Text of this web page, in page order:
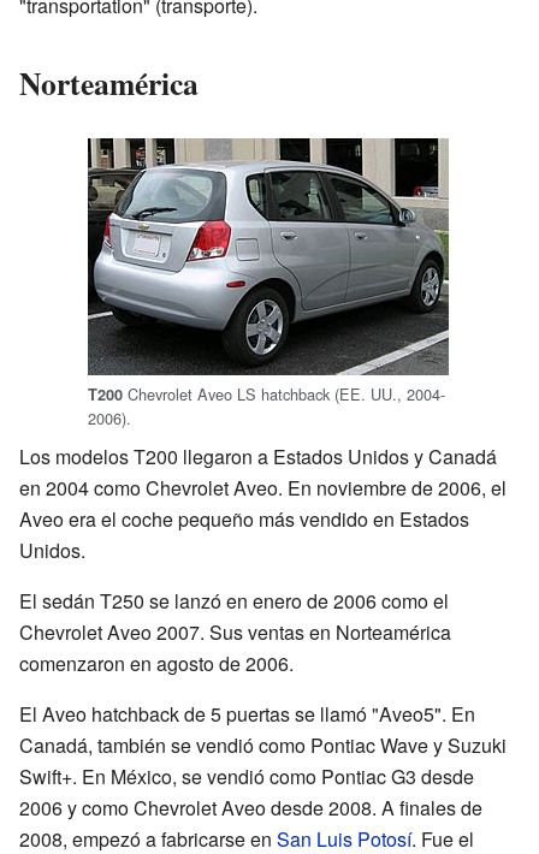
Norteamérica
T200 Chevrolet Aveo LS hatchback (EE. UU., 2004-
2006).
Los modelos T200 llegaron a Estados Unidos y Canadá
en 2004 como Chevrolet Aveo. En noviembre de 2006, el
Aveo era el coche pequeño más vendido en Estados
Unidos.
El sedán T250 se lanzó en enero de 2006 como el
Chevrolet Aveo 2007. Sus ventas en Norteamérica
comenzaron en agosto de 2006.
El Aveo hatchback de 5 puertas se llamó "Aveo5". En
Canadá, también se vendió como Pontiac Wave y Suzuki
Swift+. En México, se vendió como Pontiac G3 desde
2006 y como Chevrolet Aveo desde 2008. A finales de
2008, empezó a fabricarse en San Luis Potosí. Fue el